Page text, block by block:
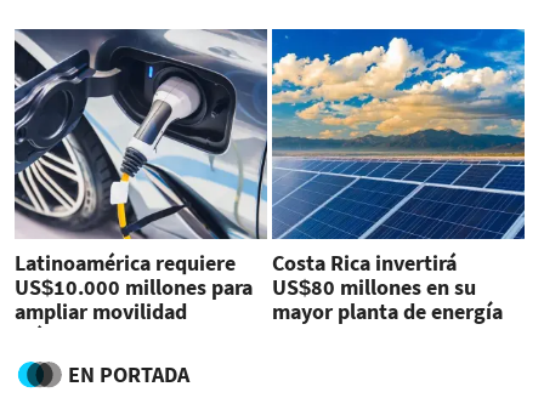
Latinoamérica requiere
US$10.000 millones para
ampliar movilidad
eléctrica
Costa Rica invertirá
US$80 millones en su
mayor planta de energía
EN PORTADA